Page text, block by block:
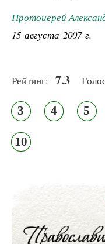
Протоиерей
15 августа 2007 г.
Рейтинг: 7.3
3 4 5
10